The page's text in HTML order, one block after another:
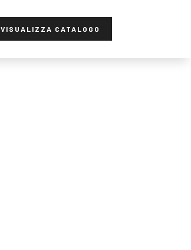
VISUALIZZA CATALOGO